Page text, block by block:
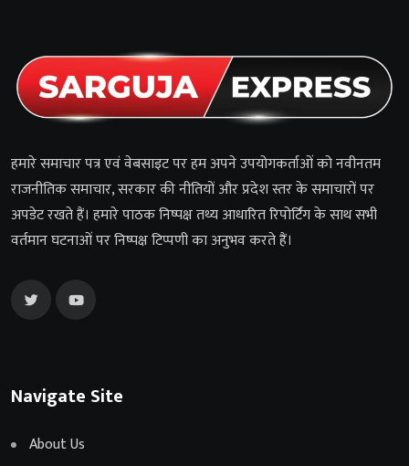
हमारे समाचार पत्र एवं वेबसाइट पर हम अपने उपयोगकर्ताओं को नवीनतम
राजनीतिक समाचार, सरकार की नीतियों और प्रदेश स्तर के समाचारों पर
अपडेट रखते हैं। हमारे पाठक निष्पक्ष तथ्य आधारित रिपोर्टिंग के साथ सभी
वर्तमान घटनाओं पर निष्पक्ष टिप्पणी का अनुभव करते हैं।
Navigate Site
About Us